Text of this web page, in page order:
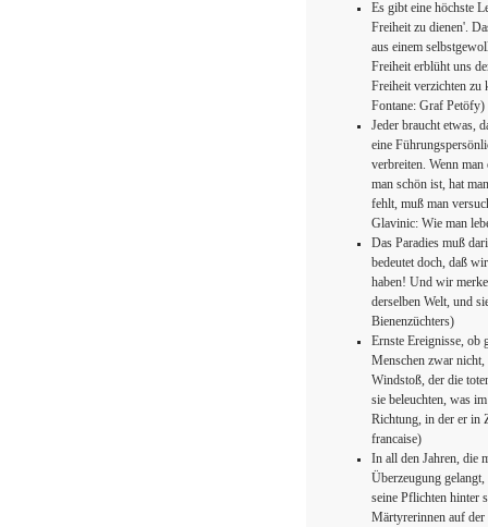
Es gibt eine höchste
Freiheit zu dienen'.
aus einem
Freiheit erblüht uns
Freiheit verzichten zu
Fontane: Graf Petöfy)
Jeder braucht etwas,
eine
verbreiten. Wenn
man schön ist, hat
fehlt, muß man
Glavinic: Wie man
Das Paradies muß
bedeutet doch, daß
haben! Und wir
derselben Welt, und
Bienenzüchters)
Ernste Ereignisse, ob
Menschen zwar nicht,
Windstoß, der die
sie beleuchten, was
Richtung, in der er in
francaise)
In all den Jahren, die
Überzeugung
seine Pflichten hinter
Märtyrerinnen auf